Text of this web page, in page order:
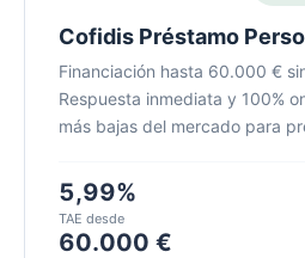
Cofidis Préstamo
Financiación hasta 60.000 €
Respuesta inmediata y 100%
más bajas del mercado para
5,99%
TAE desde
60.000 €